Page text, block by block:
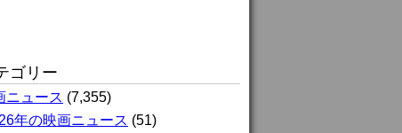
ゴリー
ニュース (7,355)
年の映画ニュース (51)